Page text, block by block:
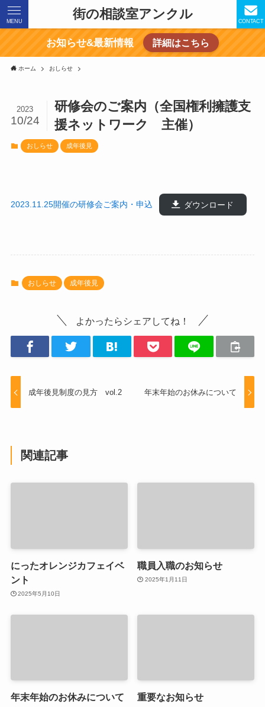
街の相談室アンクル CONTACT
MENU
お知らせ&最新情報 詳細はこちら
ホーム おしらせ
研修会のご案内（全国権利擁護支
援ネットワーク 主催）
2023
10/24
おしらせ 成年後見
2023.11.25開催の研修会ご案内・申込 ダウンロード
おしらせ 成年後見
よかったらシェアしてね！
成年後見制度の見方 vol.2 年末年始のお休みについて
関連記事
にったオレンジカフェイベ
ント
2025年5月10日
職員入職のお知らせ
2025年1月11日
年末年始のお休みについて 重要なお知らせ